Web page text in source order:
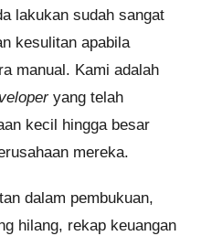
lakukan sudah sangat
kesulitan apabila
manual. Kami adalah
yang telah
kecil hingga besar
mereka.
dalam pembukuan,
hilang, rekap keuangan